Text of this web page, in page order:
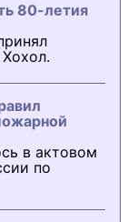
80-летия
в актовом
по